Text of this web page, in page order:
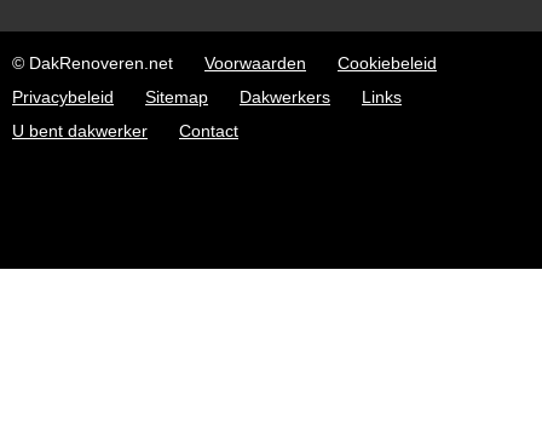
© DakRenoveren.net Voorwaarden
Cookiebeleid
Privacybeleid
Sitemap Dakwerkers
Links
U bent dakwerker
Contact